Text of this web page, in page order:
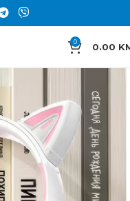
0 0.00